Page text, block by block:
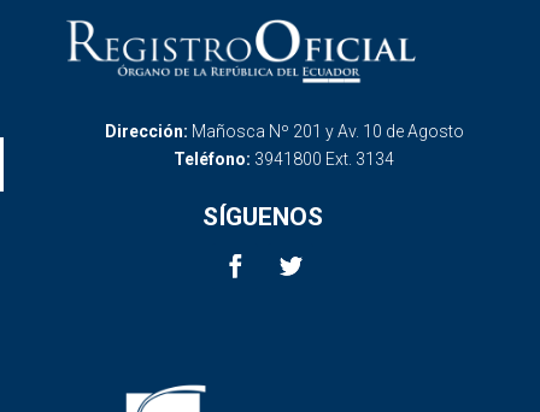
Dirección: Mañosca Nº 201 y Av. 10 de Agosto
Teléfono: 3941800 Ext. 3134
SÍGUENOS